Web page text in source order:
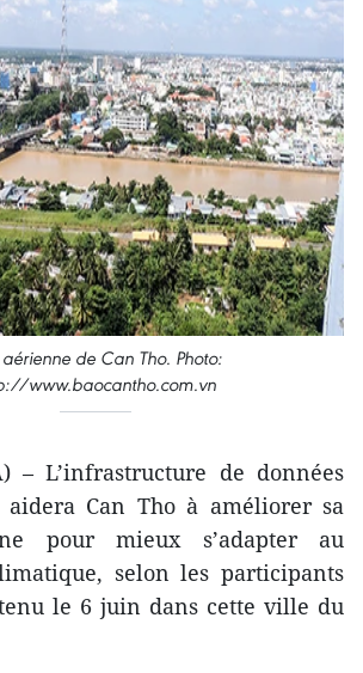
aérienne de Can Tho. Photo:
www.baocantho.com.vn
– L’infrastructure de données
aidera Can Tho à améliorer sa
pour mieux s’adapter au
selon les participants
le 6 juin dans cette ville du